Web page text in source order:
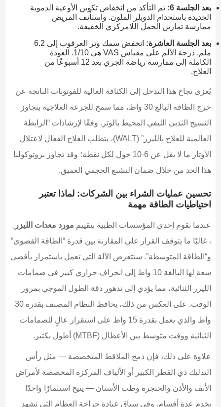
بعد الجلسة 6:
تم التأكد من انخفاض تكوين الأوعية الدموية
الجديدة باستخدام الدوبلر الملون. واستأنف المريض
ممارسة تمارين الحمل اللامركزي الخفيفة.
بعد الجلسة العاشرة:
انخفض سمك وتر العرقوب إلى 6.2
ملم. درجة الألم على مقياس VAS هي 1/10. العودة
الكاملة إلى ممارسة رياضة الجري بعد 12 أسبوعًا من
العلاج.
يُعزى نجاح هذا التدخل إلى الكثافة العالية للفوتونات الناتجة عن
خرج الطاقة البالغ 30 واط، مما سمح للجرعة العلاجية بتجاوز
النسيج الندبي الليفي المحيط بالوتر. وفقًا لإرشادات “الرابطة
العالمية للعلاج بالليزر” (WALT)، يتطلب العلاج الفعال لاعتلال
الأوتار ما لا يقل عن 6-10 جول لكل نقطة؛ وقد تجاوز بروتوكولنا
هذا الحد من خلال ضمان التشبع الحجمي العميق.
تحسين عمليات الشراء بين الشركات: لماذا تعتبر
احتياطيات الطاقة مهمة
عندما تقوم إحدى المؤسسات الطبية بتقييم مورد معدات الليزر ,
، غالبًا ما يتوقف القرار على المقارنة بين قدرة “الطاقة القصوى”
و“الطاقة المتوسطة”. ستتعرض الآلة التي تعمل باستمرار بأقصى
سعة لها البالغة 10 واط إلى انحراف حراري كبير في صمامات
الليزر الثنائية، مما يؤدي إلى تدهور دقة الطول الموجي بمرور
الوقت. على العكس من ذلك، يحافظ النظام المصنف بقدرة 30
واط والذي يعمل بقدرة 15 واط على استقرار عالٍ للصمامات
الثنائية ووقت متوسط بين الأعطال (MTBF) أطول بكثير.
علاوة على ذلك، فإن دمج الملاقط المتخصصة — مثل رأس
التدليك ذي القطر الكبير أو الألياف المركزة المخصصة لأمراض
الأنف والأذن والحنجرة وطب الأسنان — يتيح استثمارًا واحدًا
يخدم عدة أقسام. وفي سياق عيادة جراحة العظام التي تشهد